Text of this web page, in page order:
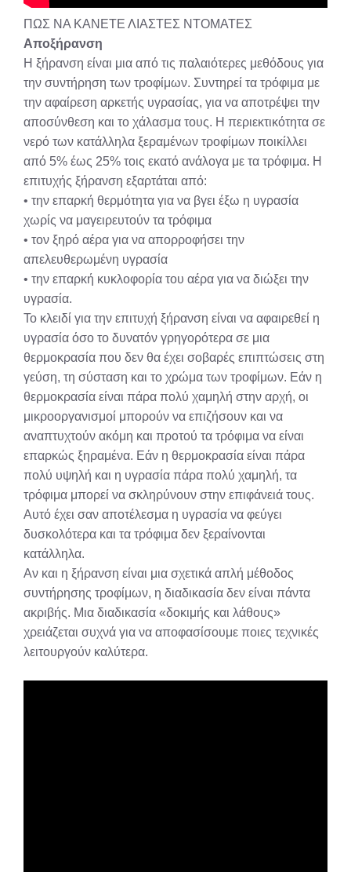
ΠΩΣ ΝΑ ΚΑΝΕΤΕ ΛΙΑΣΤΕΣ ΝΤΟΜΑΤΕΣ
Αποξήρανση
Η ξήρανση είναι μια από τις παλαιότερες μεθόδους για
την συντήρηση των τροφίμων. Συντηρεί τα τρόφιμα με
την αφαίρεση αρκετής υγρασίας, για να αποτρέψει την
αποσύνθεση και το χάλασμα τους. Η περιεκτικότητα σε
νερό των κατάλληλα ξεραμένων τροφίμων ποικίλλει
από 5% έως 25% τοις εκατό ανάλογα με τα τρόφιμα. Η
επιτυχής ξήρανση εξαρτάται από:
• την επαρκή θερμότητα για να βγει έξω η υγρασία
χωρίς να μαγειρευτούν τα τρόφιμα
• τον ξηρό αέρα για να απορροφήσει την
απελευθερωμένη υγρασία
• την επαρκή κυκλοφορία του αέρα για να διώξει την
υγρασία.
Το κλειδί για την επιτυχή ξήρανση είναι να αφαιρεθεί η
υγρασία όσο το δυνατόν γρηγορότερα σε μια
θερμοκρασία που δεν θα έχει σοβαρές επιπτώσεις στη
γεύση, τη σύσταση και το χρώμα των τροφίμων. Εάν η
θερμοκρασία είναι πάρα πολύ χαμηλή στην αρχή, οι
μικροοργανισμοί μπορούν να επιζήσουν και να
αναπτυχτούν ακόμη και προτού τα τρόφιμα να είναι
επαρκώς ξηραμένα. Εάν η θερμοκρασία είναι πάρα
πολύ υψηλή και η υγρασία πάρα πολύ χαμηλή, τα
τρόφιμα μπορεί να σκληρύνουν στην επιφάνειά τους.
Αυτό έχει σαν αποτέλεσμα η υγρασία να φεύγει
δυσκολότερα και τα τρόφιμα δεν ξεραίνονται
κατάλληλα.
Αν και η ξήρανση είναι μια σχετικά απλή μέθοδος
συντήρησης τροφίμων, η διαδικασία δεν είναι πάντα
ακριβής. Μια διαδικασία «δοκιμής και λάθους»
χρειάζεται συχνά για να αποφασίσουμε ποιες τεχνικές
λειτουργούν καλύτερα.